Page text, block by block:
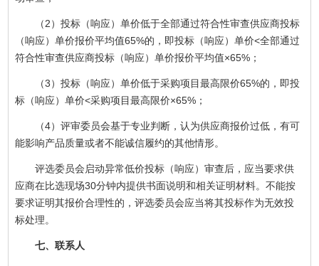
（2）投标（响应）单价低于全部通过符合性审查供应商投标
（响应）单价报价平均值65%的，即投标（响应）单价<全部通过
符合性审查供应商投标（响应）单价报价平均值×65%；
（3）投标（响应）单价低于采购项目最高限价65%的，即投
标（响应）单价<采购项目最高限价×65%；
（4）评审委员会基于专业判断，认为供应商报价过低，有可
能影响产品质量或者不能诚信履约的其他情形。
评选委员会启动异常低价投标（响应）审查后，应当要求供
应商在比选现场30分钟内提供书面说明和相关证明材料。不能按
要求证明其报价合理性的，评选委员会应当将其投标作为无效投
标处理。
七、联系人